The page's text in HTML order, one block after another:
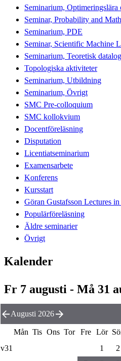
Seminarium, Optimeringslära
Seminar, Probability and
Seminarium, PDE
Seminar, Scientific Machine
Seminarium, Teoretisk
Topologiska aktiviteter
Seminarium, Utbildning
Seminarium, Övrigt
SMC Pre-colloquium
SMC kollokvium
Docentföreläsning
Disputation
Licentiatseminarium
Examensarbete
Konferens
Kursstart
Göran Gustafsson Lectures
Populärföreläsning
Äldre seminarier
Övrigt
Kalender
Fr 7 augusti - Må 31
Augusti 2026
Mån Tis Ons Tor Fre Lör
v31
1
2